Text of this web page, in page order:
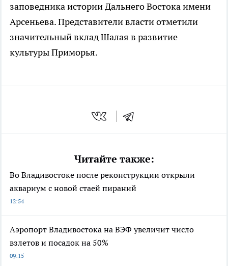
заповедника истории Дальнего Востока имени
Арсеньева. Представители власти отметили
значительный вклад Шалая в развитие
культуры Приморья.
Читайте также:
Во Владивостоке после реконструкции открыли
аквариум с новой стаей пираний
12:54
Аэропорт Владивостока на ВЭФ увеличит число
взлетов и посадок на 50%
09:15